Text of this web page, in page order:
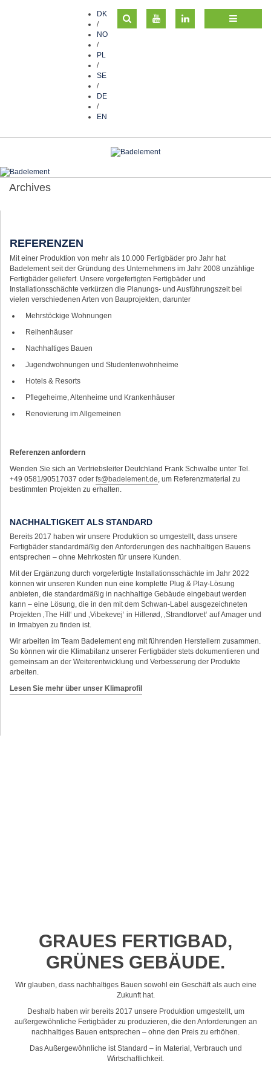
DK
/
NO
/
PL
/
SE
/
DE
/
EN
Archives
REFERENZEN
Mit einer Produktion von mehr als 10.000 Fertigbäder pro Jahr hat
Badelement seit der Gründung des Unternehmens im Jahr 2008 unzählige
Fertigbäder geliefert. Unsere vorgefertigten Fertigbäder und
Installationsschächte verkürzen die Planungs- und Ausführungszeit bei
vielen verschiedenen Arten von Bauprojekten, darunter
Mehrstöckige Wohnungen
Reihenhäuser
Nachhaltiges Bauen
Jugendwohnungen und Studentenwohnheime
Hotels & Resorts
Pflegeheime, Altenheime und Krankenhäuser
Renovierung im Allgemeinen
Referenzen anfordern
Wenden Sie sich an Vertriebsleiter Deutchland Frank Schwalbe unter Tel.
+49 0581/90517037 oder fs@badelement.de , um Referenzmaterial zu
bestimmten Projekten zu erhalten.
NACHHALTIGKEIT ALS STANDARD
Bereits 2017 haben wir unsere Produktion so umgestellt, dass unsere
Fertigbäder standardmäßig den Anforderungen des nachhaltigen Bauens
entsprechen – ohne Mehrkosten für unsere Kunden.
Mit der Ergänzung durch vorgefertigte Installationsschächte im Jahr 2022
können wir unseren Kunden nun eine komplette Plug & Play-Lösung
anbieten, die standardmäßig in nachhaltige Gebäude eingebaut werden
kann – eine Lösung, die in den mit dem Schwan-Label ausgezeichneten
Projekten ‚The Hill‘ und ‚Vibekevej‘ in Hillerød, ‚Strandtorvet‘ auf Amager und
in Irmabyen zu finden ist.
Wir arbeiten im Team Badelement eng mit führenden Herstellern zusammen.
So können wir die Klimabilanz unserer Fertigbäder stets dokumentieren und
gemeinsam an der Weiterentwicklung und Verbesserung der Produkte
arbeiten.
Lesen Sie mehr über unser Klimaprofil
GRAUES FERTIGBAD,
GRÜNES GEBÄUDE.
Wir glauben, dass nachhaltiges Bauen sowohl ein Geschäft als auch eine
Zukunft hat.
Deshalb haben wir bereits 2017 unsere Produktion umgestellt, um
außergewöhnliche Fertigbäder zu produzieren, die den Anforderungen an
nachhaltiges Bauen entsprechen – ohne den Preis zu erhöhen.
Das Außergewöhnliche ist Standard – in Material, Verbrauch und
Wirtschaftlichkeit.